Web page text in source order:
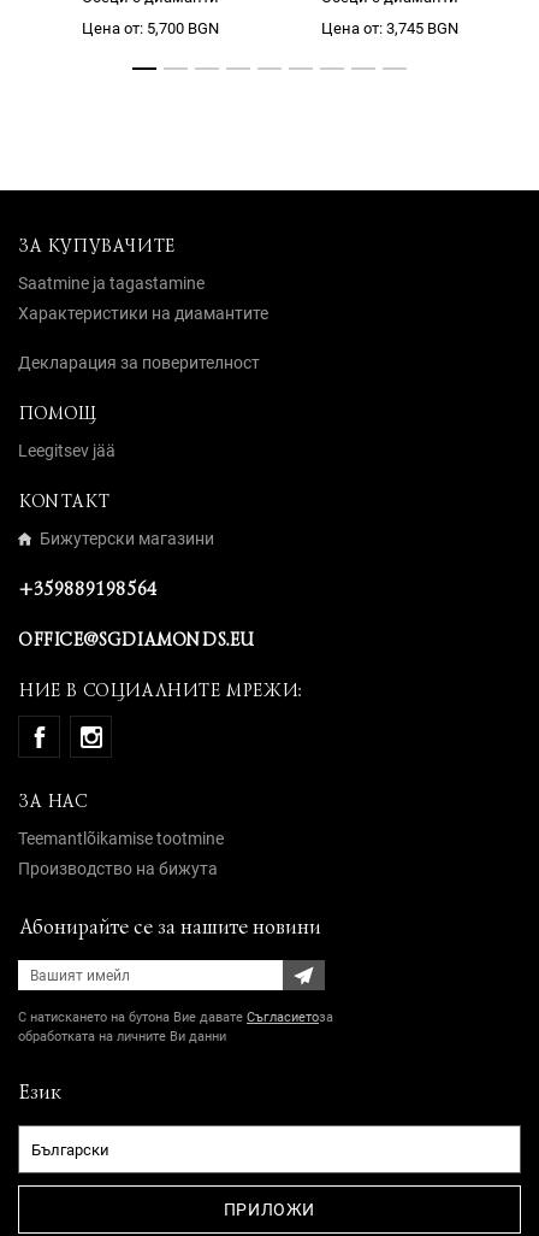
Цена от: 5,700 BGN
Цена от: 3,745 BGN
ЗА КУПУВАЧИТЕ
Saatmine ja tagastamine
Характеристики на диамантите
Декларация за поверителност
ПОМОЩ
Leegitsev jää
KONTAKT
Бижутерски магазини
+359889198564
OFFICE@SGDIAMONDS.EU
НИЕ В СОЦИАЛНИТЕ МРЕЖИ:
ЗА НАС
Teemantlõikamise tootmine
Производство на бижута
Абонирайте се за нашите новини
С натискането на бутона Вие давате Съгласиетоза
обработката на личните Ви данни
Език
ПРИЛОЖИ